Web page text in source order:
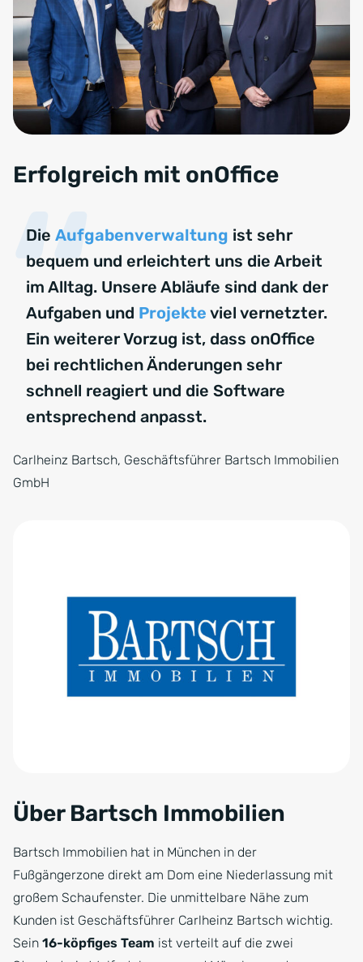
Erfolgreich mit onOffice
Die Aufgabenverwaltung ist sehr
bequem und erleichtert uns die Arbeit
im Alltag. Unsere Abläufe sind dank der
Aufgaben und Projekte viel vernetzter.
Ein weiterer Vorzug ist, dass onOffice
bei rechtlichen Änderungen sehr
schnell reagiert und die Software
entsprechend anpasst.
Carlheinz Bartsch, Geschäftsführer Bartsch Immobilien
GmbH
Über Bartsch Immobilien
Bartsch Immobilien hat in München in der
Fußgängerzone direkt am Dom eine Niederlassung mit
großem Schaufenster. Die unmittelbare Nähe zum
Kunden ist Geschäftsführer Carlheinz Bartsch wichtig.
Sein 16-köpfiges Team ist verteilt auf die zwei